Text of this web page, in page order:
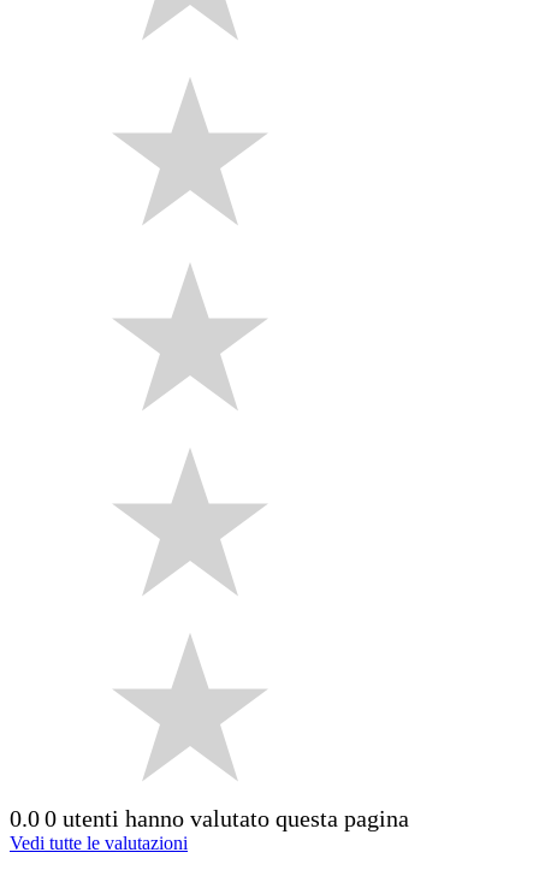
0.00 utenti hanno valutato questa pagina
Vedi tutte le valutazioni